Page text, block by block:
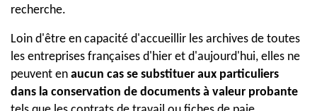
recherche.
Loin d'être en capacité d'accueillir les archives de toutes
les entreprises françaises d'hier et d'aujourd'hui, elles ne
peuvent en aucun cas se substituer aux particuliers
dans la conservation de documents à valeur probante